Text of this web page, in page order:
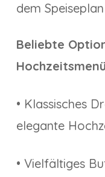
dem
Beliebte
• Klassisches
elegante
• Vielfältiges